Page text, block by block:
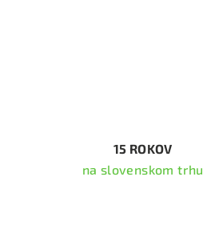
15 ROKOV
na slovenskom trhu